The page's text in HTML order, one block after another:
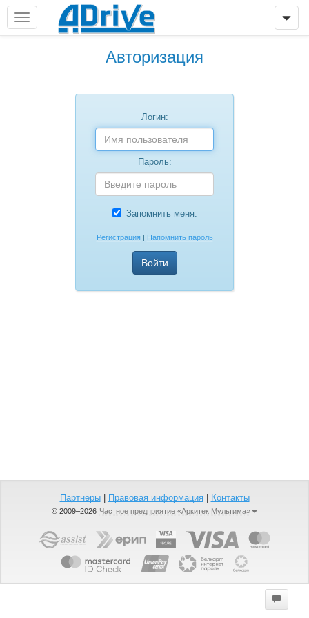
Авторизация
Логин:
Пароль:
Запомнить меня.
Регистрация| Напомнить пароль
Партнеры| Правовая информация| Контакты
© 2009–2026 Частное предприятие «Аркитек Мультима»